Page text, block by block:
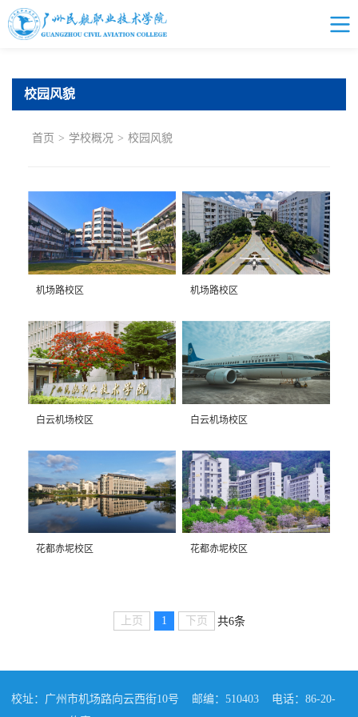
校园风貌
首页 > 学校概况 > 校园风貌
机场路校区 机场路校区
白云机场校区 白云机场校区
花都赤坭校区 花都赤坭校区
上页 1 下页 共6条
校址：广州市机场路向云西街10号 邮编：510403
电话：86-20-